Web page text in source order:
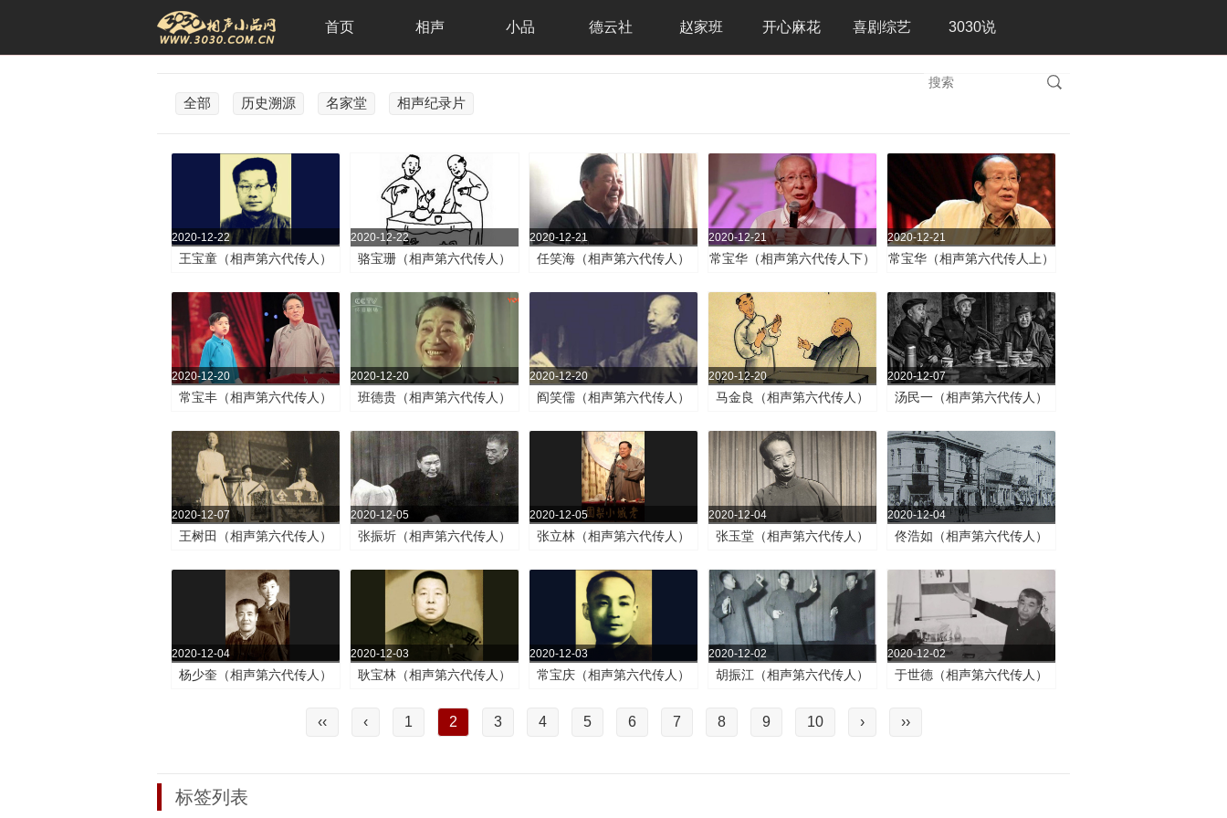
首页 相声 小品 德云社 赵家班 开心麻花 喜剧综艺 3030说
全部 历史溯源 名家堂 相声纪录片
王宝童（相声第六代传人）
2020-12-22
骆宝珊（相声第六代传人）
2020-12-22
任笑海（相声第六代传人）
2020-12-21
常宝华（相声第六代传人下）
2020-12-21
常宝华（相声第六代传人上）
2020-12-21
常宝丰（相声第六代传人）
2020-12-20
班德贵（相声第六代传人）
2020-12-20
阎笑儒（相声第六代传人）
2020-12-20
马金良（相声第六代传人）
2020-12-20
汤民一（相声第六代传人）
2020-12-07
王树田（相声第六代传人）
2020-12-07
张振圻（相声第六代传人）
2020-12-05
张立林（相声第六代传人）
2020-12-05
张玉堂（相声第六代传人）
2020-12-04
佟浩如（相声第六代传人）
2020-12-04
杨少奎（相声第六代传人）
2020-12-04
耿宝林（相声第六代传人）
2020-12-03
常宝庆（相声第六代传人）
2020-12-03
胡振江（相声第六代传人）
2020-12-02
于世德（相声第六代传人）
2020-12-02
‹‹ ‹ 1 2 3 4 5 6 7 8 9 10 › ››
标签列表